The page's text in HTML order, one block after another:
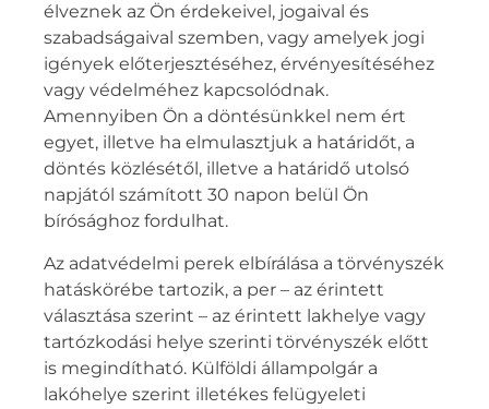
élveznek az Ön érdekeivel, jogaival és
szabadságaival szemben, vagy amelyek jogi
igények előterjesztéséhez, érvényesítéséhez
vagy védelméhez kapcsolódnak.
Amennyiben Ön a döntésünkkel nem ért
egyet, illetve ha elmulasztjuk a határidőt, a
döntés közlésétől, illetve a határidő utolsó
napjától számított 30 napon belül Ön
bírósághoz fordulhat.
Az adatvédelmi perek elbírálása a törvényszék
hatáskörébe tartozik, a per – az érintett
választása szerint – az érintett lakhelye vagy
tartózkodási helye szerinti törvényszék előtt
is megindítható. Külföldi állampolgár a
lakóhelye szerint illetékes felügyeleti